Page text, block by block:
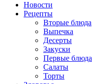
Новости
Рецепты
Вторые блюда
Выпечка
Десерты
Закуски
Первые блюда
Салаты
Торты